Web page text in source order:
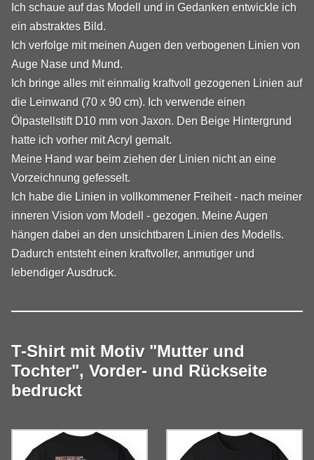
Ich schaue auf das Modell und in Gedanken entwickle ich
ein abstraktes Bild.
Ich verfolge mit meinen Augen den verbogenen Linien von
Auge Nase und Mund.
Ich bringe alles mit einmalig kraftvoll gezogenen Linien auf
die Leinwand (70 x 90 cm). Ich verwende einen
Ölpastellstift D10 mm von Jaxon. Den Beige Hintergrund
hatte ich vorher mit Acryl gemalt.
Meine Hand war beim ziehen der Linien nicht an eine
Vorzeichnung gefesselt.
Ich habe die Linien in vollkommener Freiheit - nach meiner
inneren Vision vom Modell - gezogen. Meine Augen
hängen dabei an den unsichtbaren Linien des Modells.
Dadurch entsteht einen kraftvoller, anmutiger und
lebendiger Ausdruck.
T-Shirt mit Motiv "Mutter und
Tochter", Vorder- und Rückseite
bedruckt